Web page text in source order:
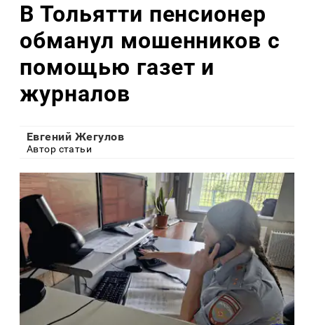
В Тольятти пенсионер
обманул мошенников с
помощью газет и
журналов
Евгений Жегулов
Автор статьи